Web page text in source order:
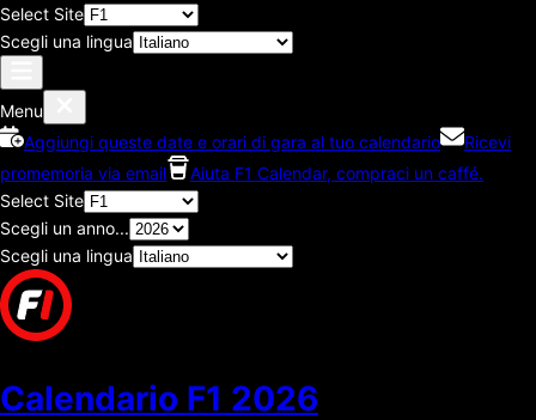
Select Site
Scegli una lingua
Menu
Aggiungi queste date e orari di gara al tuo calendario
Ricevi
promemoria via email
Aiuta F1 Calendar, compraci un caffé.
Select Site
Scegli un anno...
Scegli una lingua
Calendario F1 2026